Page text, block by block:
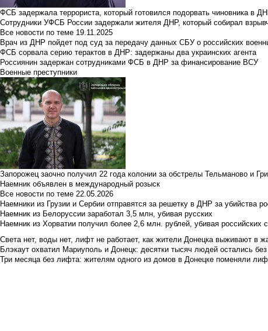
ФСБ задержала террориста, который готовился подорвать чиновника в
Сотрудники УФСБ России задержали жителя ДНР, который собирал
Все новости по теме 19.11.2025
Врач из ДНР пойдет под суд за передачу данных СБУ о российских
ФСБ сорвала серию терактов в ДНР: задержаны два украинских агента
Россиянин задержан сотрудниками ФСБ в ДНР за финансирование ВСУ
Военные преступники
Запорожец заочно получил 22 года колонии за обстрелы Тельманово и
Наемник объявлен в международный розыск
Все новости по теме 22.05.2026
Наемники из Грузии и Сербии отправятся за решетку в ДНР за убийства
Наемник из Белоруссии заработал 3,5 млн, убивая русских
Наемник из Хорватии получил более 2,6 млн. рублей, убивая российских
Света нет, воды нет, лифт не работает, как жители Донецка выживают в
Блэкаут охватил Мариуполь и Донецк: десятки тысяч людей остались без
Три месяца без лифта: жителям одного из домов в Донецке поменяли